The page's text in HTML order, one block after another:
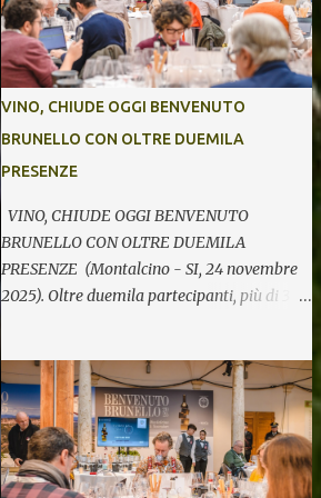
VINO, CHIUDE OGGI BENVENUTO
BRUNELLO CON OLTRE DUEMILA
PRESENZE
VINO, CHIUDE OGGI BENVENUTO
BRUNELLO CON OLTRE DUEMILA
PRESENZE (Montalcino - SI, 24 novembre
2025). Oltre duemila partecipanti, più di 370
edizione di Benvenuto Brunello, l’annuale
evento di presentazione delle nuove annate
del principe dei rossi toscani a cura del
Consorzio del vino Brunello di Montalcino.
In assaggio nei calici, il millesimo 2021, la